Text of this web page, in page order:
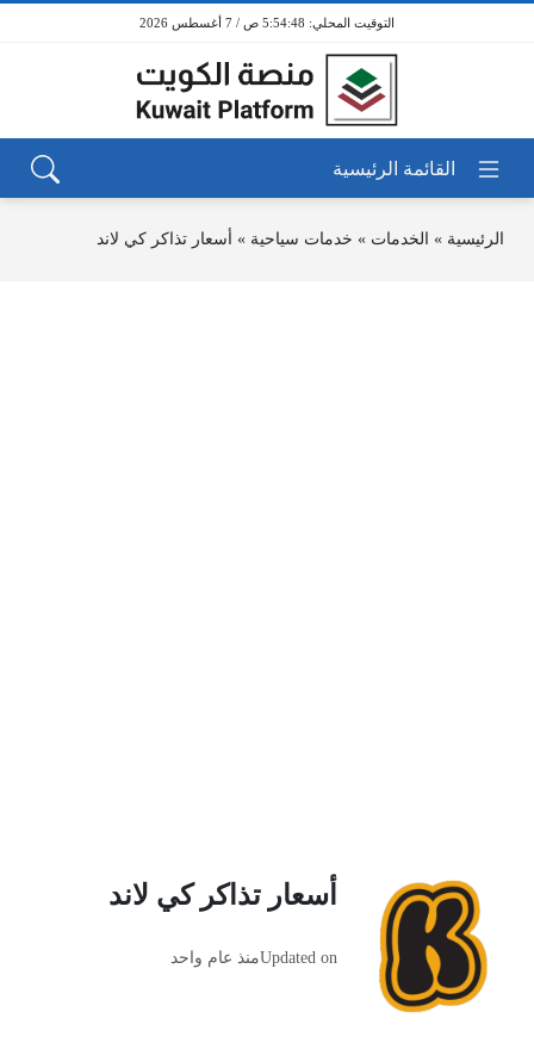
5:54:48 ص / 7 أغسطس 2026
الرئيسية » الخدمات » خدمات سياحية » أسعار تذاكر كي لاند
أسعار تذاكر كي لاند
Updated onمنذ عام واحد